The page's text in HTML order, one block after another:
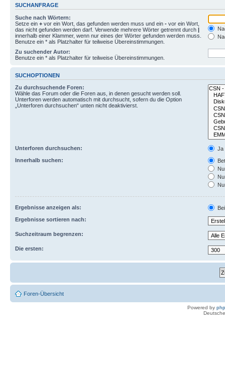
SUCHANFRAGE
Suche nach Wörtern:
Setze ein + vor ein Wort, das gefunden werden muss und ein - vor ein Wort,
das nicht gefunden werden darf. Verwende mehrere Wörter getrennt durch |
innerhalb einer Klammer, wenn nur eines der Wörter gefunden werden muss.
Benutze ein * als Platzhalter für teilweise Übereinstimmungen.
Zu suchender Autor:
Benutze ein * als Platzhalter für teilweise Übereinstimmungen.
SUCHOPTIONEN
Zu durchsuchende Foren:
Wähle das Forum oder die Foren aus, in denen gesucht werden soll.
Unterforen werden automatisch mit durchsucht, sofern du die Option
„Unterforen durchsuchen“ unten nicht deaktivierst.
Unterforen durchsuchen:
Ja
Innerhalb suchen:
Ergebnisse anzeigen als:
Ergebnisse sortieren nach:
Suchzeitraum begrenzen:
Die ersten:
Foren-Übersicht
Powered by